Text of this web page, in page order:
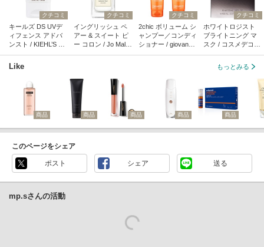
クチコミ
キールズ DS UVデ
ィフェンス アドバ
ンスト / KIEHL’S SI
ズ)
クチコミ
イングリッシュ ペ
アー & スイート ピ
ー コロン / Jo Malon
クチコミ
2chic ボリューム シ
ャンプー／コンディ
ショナー / giovanni
クチコミ
ホワイトロジスト
ブライトニング マ
スク / コスメデコル
Like もっとみる
商品 商品 商品 商品 商品
このページをシェア
ポスト シェア 送る
mp.sさんの活動